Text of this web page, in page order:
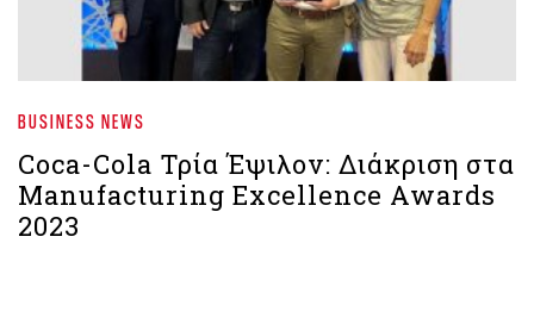
BUSINESS NEWS
Coca-Cola Τρία Έψιλον: Διάκριση στα
Manufacturing Excellence Awards
2023